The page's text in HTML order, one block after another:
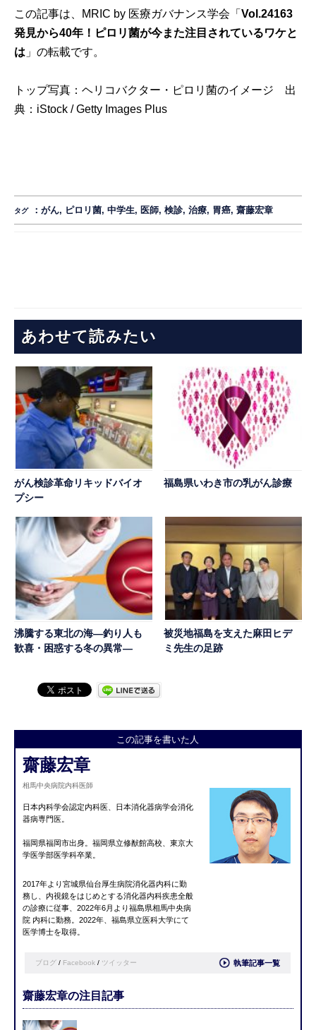
この記事は、MRIC by 医療ガバナンス学会「Vol.24163
発見から40年！ピロリ菌が今また注目されているワケと
は 」の転載です。
トップ写真：ヘリコバクター・ピロリ菌のイメージ 出
典： iStock / Getty Images Plus
タグ ：がん, ピロリ菌,中学生, 医師,検診,治療, 胃癌,齋藤宏章
あわせて読みたい
がん検診革命リキッドバイオ
プシー
福島県いわき市の乳がん診療
沸騰する東北の海―釣り人も
歓喜・困惑する冬の異常―
被災地福島を支えた麻田ヒデ
ミ先生の足跡
この記事を書いた人
齋藤宏章
相馬中央病院内科医師
日本内科学会認定内科医、日本消化器病学会消化
器病専門医。
福岡県福岡市出身。福岡県立修猷館高校、東京大
学医学部医学科卒業。
2017年より宮城県仙台厚生病院消化器内科に勤
務し、内視鏡をはじめとする消化器内科疾患全般
の診療に従事、2022年6月より福島県相馬中央病
院 内科に勤務。2022年、福島県立医科大学にて
医学博士を取得。
ブログ / Facebook / ツイッター 執筆記事一覧
齋藤宏章の注目記事